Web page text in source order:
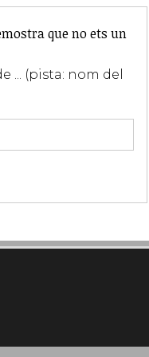
que no ets un
... (pista: nom del